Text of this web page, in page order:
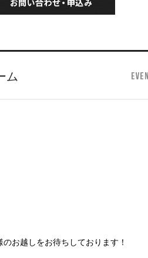
ム
お越しをお待ちしております！